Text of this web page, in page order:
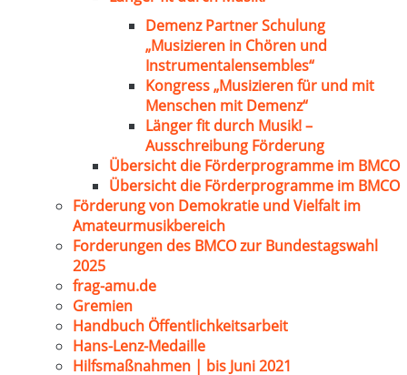
Demenz Partner Schulung
„Musizieren in Chören und
Instrumentalensembles“
Kongress „Musizieren für und mit
Menschen mit Demenz“
Länger fit durch Musik! –
Ausschreibung Förderung
Übersicht die Förderprogramme im BMCO
Übersicht die Förderprogramme im BMCO
Förderung von Demokratie und Vielfalt im
Amateurmusikbereich
Forderungen des BMCO zur Bundestagswahl
2025
frag-amu.de
Gremien
Handbuch Öffentlichkeitsarbeit
Hans-Lenz-Medaille
Hilfsmaßnahmen | bis Juni 2021